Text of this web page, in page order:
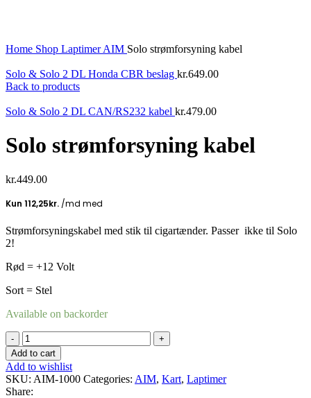
Home Shop LaptimerAIM Solo strømforsyning kabel
Solo & Solo 2 DL Honda CBR beslag kr.649.00
Back to products
Solo & Solo 2 DL CAN/RS232 kabel kr.479.00
Solo strømforsyning kabel
kr.449.00
Strømforsyningskabel med stik til cigartænder. Passer ikke til Solo
2!
Rød = +12 Volt
Sort = Stel
Available on backorder
Solo
strømforsyning
kabel
quantity
Add to cart
Add to wishlist
SKU: AIM-1000 Categories: AIM, Kart, Laptimer
Share: